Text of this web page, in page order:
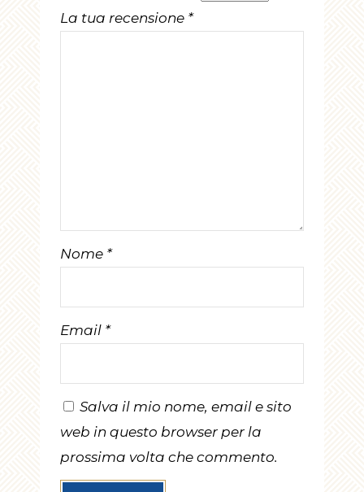
La tua recensione *
Nome *
Email *
Salva il mio nome, email e sito
web in questo browser per la
prossima volta che commento.